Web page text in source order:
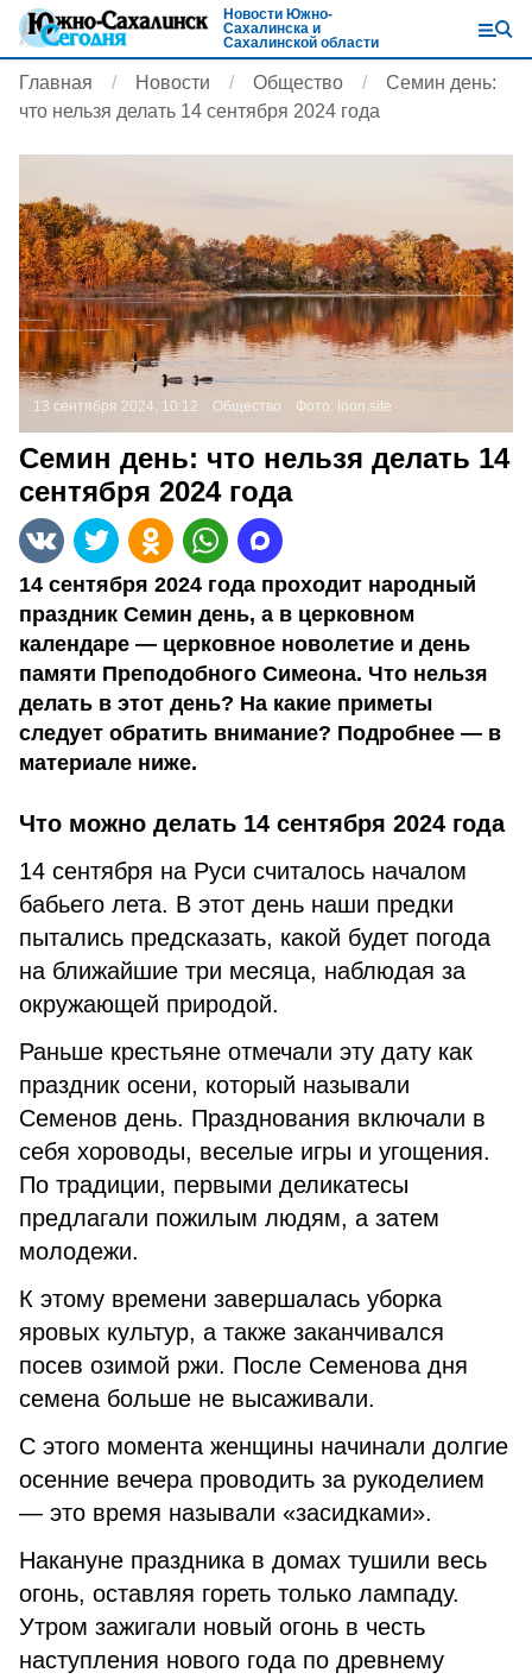
Новости Южно-
Сахалинска и
Сахалинской области
Главная Новости Общество
Семин день:
что нельзя делать 14 сентября 2024 года
13 сентября 2024, 10:12 Общество Фото: loon.site
Семин день: что нельзя делать 14
сентября 2024 года
14 сентября 2024 года проходит народный
праздник Семин день, а в церковном
календаре — церковное новолетие и день
памяти Преподобного Симеона. Что нельзя
делать в этот день? На какие приметы
следует обратить внимание? Подробнее — в
материале ниже.
Что можно делать 14 сентября 2024 года
14 сентября на Руси считалось началом
бабьего лета. В этот день наши предки
пытались предсказать, какой будет погода
на ближайшие три месяца, наблюдая за
окружающей природой.
Раньше крестьяне отмечали эту дату как
праздник осени, который называли
Семенов день. Празднования включали в
себя хороводы, веселые игры и угощения.
По традиции, первыми деликатесы
предлагали пожилым людям, а затем
молодежи.
К этому времени завершалась уборка
яровых культур, а также заканчивался
посев озимой ржи. После Семенова дня
семена больше не высаживали.
С этого момента женщины начинали долгие
осенние вечера проводить за рукоделием
— это время называли «засидками».
Накануне праздника в домах тушили весь
огонь, оставляя гореть только лампаду.
Утром зажигали новый огонь в честь
наступления нового года по древнему